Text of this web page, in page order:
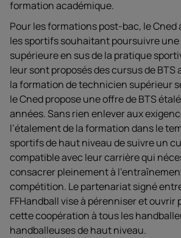
formation académique.
Pour les formations post-bac, le
les sportifs souhaitant poursuivre
supérieure en sus de la pratique
leur sont proposés des cursus de BTS
la formation de technicien supérieur
le Cned propose une offre de BTS
années. Sans rien enlever aux
l’étalement de la formation dans le
sportifs de haut niveau de suivre un
compatible avec leur carrière qui
consacrer pleinement à
compétition. Le partenariat signé
FFHandball vise à pérenniser et ouvrir
cette coopération à tous les
handballeuses de haut niveau.